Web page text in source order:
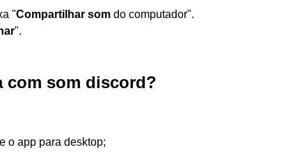
"Compartilhar som do computador".
".
com som discord?
o app para desktop;